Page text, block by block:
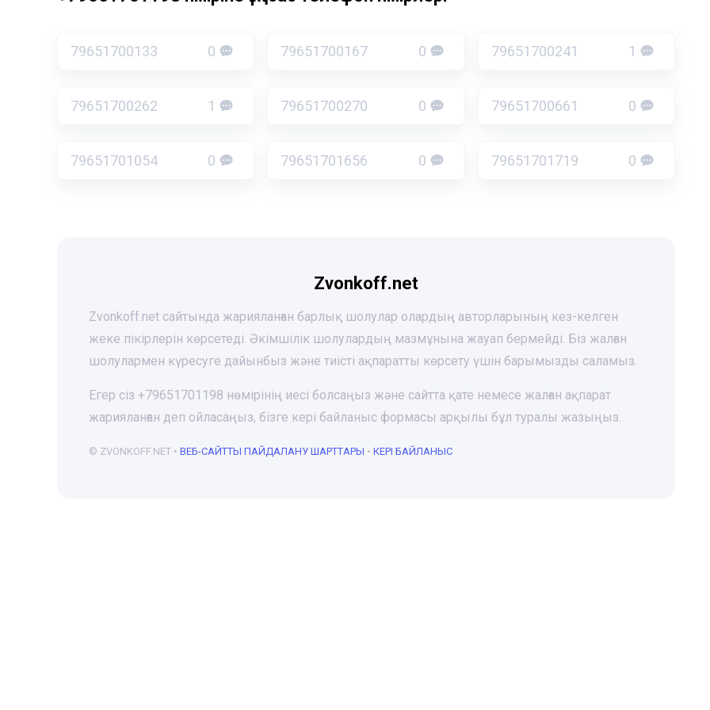
79651700133 0 79651700167 0 79651700241 1
79651700262 1 79651700270 0 79651700661 0
79651701054 0 79651701656 0 79651701719 0
Zvonkoff.net
Zvonkoff.net сайтында жарияланған барлық шолулар олардың авторларының кез-келген
жеке пікірлерін көрсетеді. Әкімшілік шолулардың мазмұнына жауап бермейді. Біз жалған
шолулармен күресуге дайынбыз және тиісті ақпаратты көрсету үшін барымызды саламыз.
Егер сіз +79651701198 нөмірінің иесі болсаңыз және сайтта қате немесе жалған ақпарат
жарияланған деп ойласаңыз, бізге кері байланыс формасы арқылы бұл туралы жазыңыз.
© ZVONKOFF.NET • ВЕБ-CАЙТТЫ ПАЙДАЛАНУ ШАРТТАРЫ • КЕРІ БАЙЛАНЫС